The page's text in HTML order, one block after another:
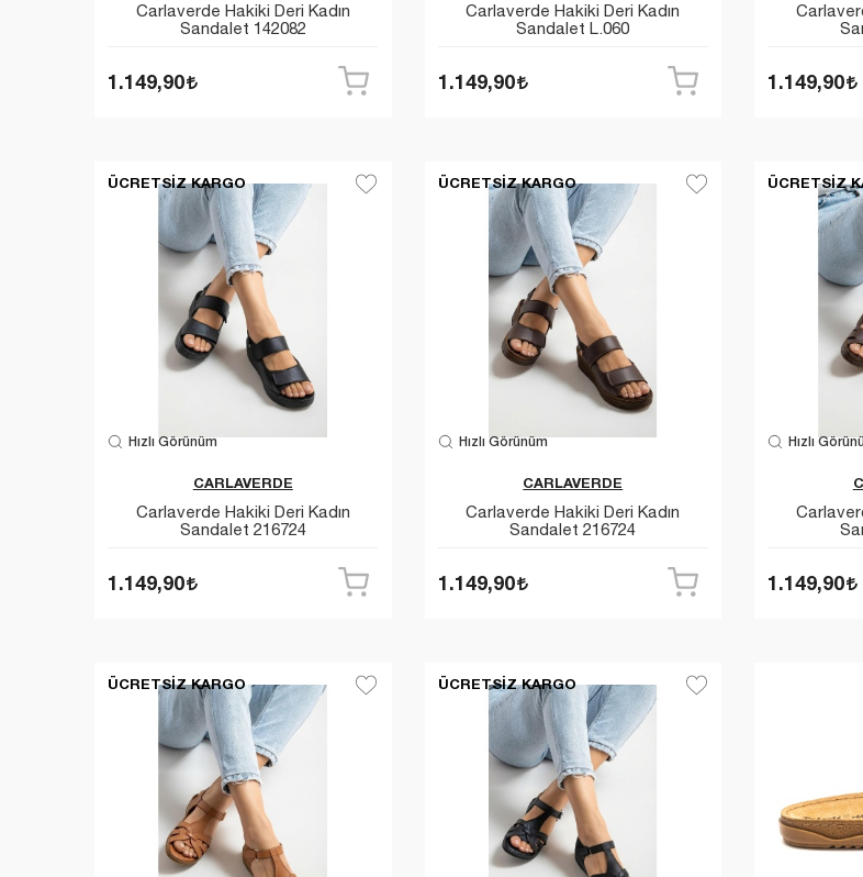
Carlaverde Hakiki Deri Kadın
Sandalet 142082
1.149,90
Carlaverde Hakiki Deri Kadın
Sandalet L.060
1.149,90 1.149,90
ÜCRETSIZ KARGO
Hızlı Görünüm
CARLAVERDE
Carlaverde Hakiki Deri Kadın
Sandalet 216724
1.149,90
ÜCRETSIZ KARGO
Hızlı Görünüm
CARLAVERDE
Carlaverde Hakiki Deri Kadın
Sandalet 216724
1.149,90
ÜCRETSIZ
Hızlı
1.149,90
ÜCRETSIZ KARGO ÜCRETSIZ KARGO